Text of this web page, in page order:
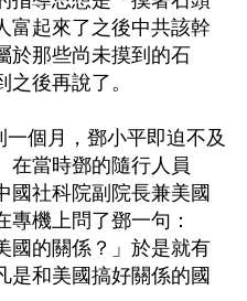
富起來了之後中共該幹
於那些尚未摸到的石
後再說了。
個月，鄧小平即迫不及
在當時鄧的隨行人員
國社科院副院長兼美國
機上問了鄧一句：
國的關係？」於是就有
是和美國搞好關係的國